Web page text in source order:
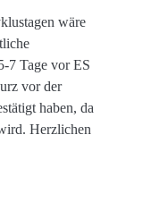
wäre
7 Tage vor ES
vor der
haben, da
Herzlichen